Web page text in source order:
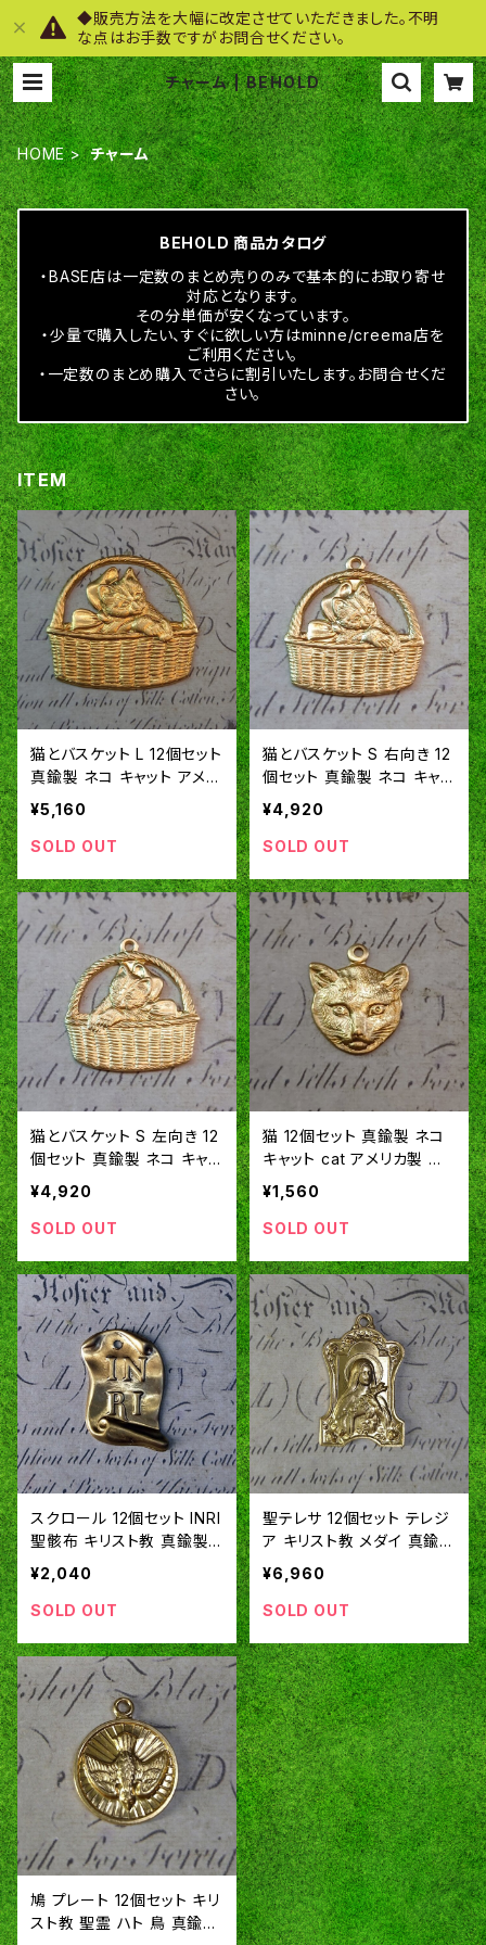
◆販売方法を大幅に改定させていただきました。不明
な点はお手数ですがお問合せください。
チャーム | BEHOLD
HOME チャーム
BEHOLD 商品カタログ
・BASE店は一定数のまとめ売りのみで基本的にお取り寄せ
対応となります。
その分単価が安くなっています。
・少量で購入したい、すぐに欲しい方はminne/creema店を
ご利用ください。
・一定数のまとめ購入でさらに割引いたします。お問合せくだ
さい。
ITEM
猫とバスケット L 12個セット
真鍮製 ネコ キャット アメリ
カ製 パーツ チャーム スタ
ンピング ヴィンテージ風 S
A330
¥5,160
SOLD OUT
猫とバスケット S 右向き 12
個セット 真鍮製 ネコ キャッ
ト アメリカ製 パーツ チャー
ム スタンピング ヴィンテー
ジ風 SA331
¥4,920
SOLD OUT
猫とバスケット S 左向き 12
個セット 真鍮製 ネコ キャッ
ト アメリカ製 パーツ チャー
ム スタンピング ヴィンテー
ジ風 SA332
¥4,920
SOLD OUT
猫 12個セット 真鍮製 ネコ
キャット cat アメリカ製 パ
ーツ チャーム スタンピング
ヴィンテージ風 SA312
¥1,560
SOLD OUT
スクロール 12個セット INRI
聖骸布 キリスト教 真鍮製
アメリカ製 SA149
¥2,040
SOLD OUT
聖テレサ 12個セット テレジ
ア キリスト教 メダイ 真鍮製
¥6,960
SOLD OUT
鳩 プレート 12個セット キリ
スト教 聖霊 ハト 鳥 真鍮製